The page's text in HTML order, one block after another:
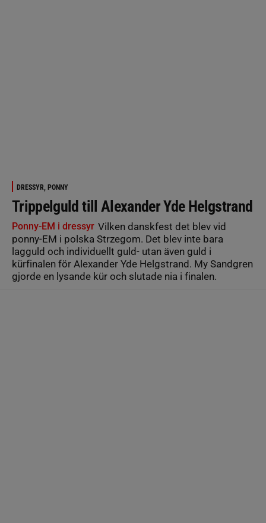
DRESSYR, PONNY
Trippelguld till Alexander Yde Helgstrand
Ponny-EM i dressyr Vilken danskfest det blev vid
ponny-EM i polska Strzegom. Det blev inte bara
lagguld och individuellt guld- utan även guld i
kürfinalen för Alexander Yde Helgstrand. My Sandgren
gjorde en lysande kür och slutade nia i finalen.